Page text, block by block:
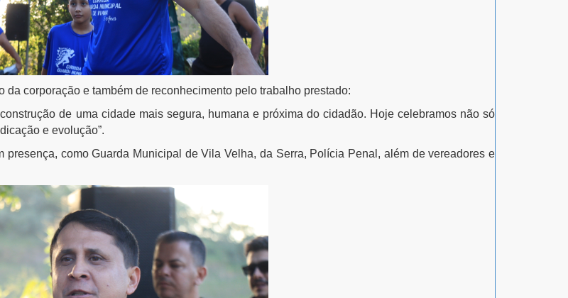
da corporação e também de reconhecimento pelo trabalho prestado:
de uma cidade mais segura, humana e próxima do cidadão. Hoje celebramos não só
e evolução”.
presença, comoGuarda Municipal de Vila Velha, da Serra, Polícia Penal , além de vereadores e